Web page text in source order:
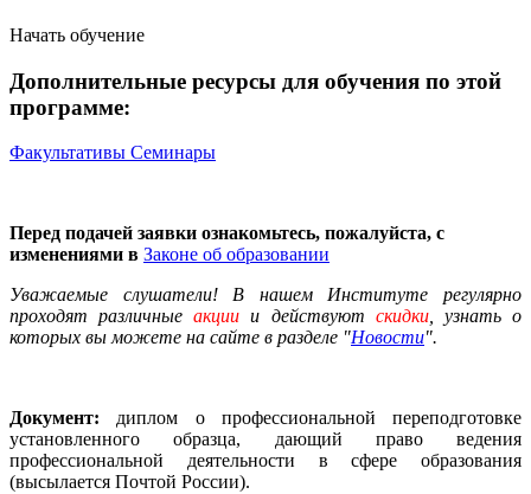
Начать обучение
Дополнительные ресурсы для обучения по этой
программе:
Факультативы Семинары
Перед подачей заявки ознакомьтесь, пожалуйста, с
изменениями в Законе об образовании
Уважаемые слушатели! В нашем Институте регулярно
проходят различныеакции и действуют скидки, узнать о
которых вы можете на сайте в разделе "Новости".
Документ: диплом о профессиональной переподготовке
установленного образца, дающий право ведения
профессиональной деятельности в сфере образования
(высылается Почтой России).